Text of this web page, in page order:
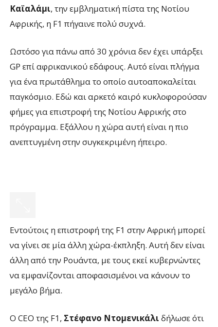
Καϊαλάμι, την εμβληματική πίστα της Νοτίου
Αφρικής, η F1 πήγαινε πολύ συχνά.
Ωστόσο για πάνω από 30 χρόνια δεν έχει υπάρξει
GP επί αφρικανικού εδάφους. Αυτό είναι πλήγμα
για ένα πρωτάθλημα το οποίο αυτοαποκαλείται
παγκόσμιο. Εδώ και αρκετό καιρό κυκλοφορούσαν
φήμες για επιστροφή της Νοτίου Αφρικής στο
πρόγραμμα. Εξάλλου η χώρα αυτή είναι η πιο
ανεπτυγμένη στην συγκεκριμένη ήπειρο.
Εντούτοις η επιστροφή της F1 στην Αφρική μπορεί
να γίνει σε μία άλλη χώρα-έκπληξη. Αυτή δεν είναι
άλλη από την Ρουάντα, με τους εκεί κυβερνώντες
να εμφανίζονται αποφασισμένοι να κάνουν το
μεγάλο βήμα.
Ο CEO της F1, Στέφανο Ντομενικάλι δήλωσε ότι